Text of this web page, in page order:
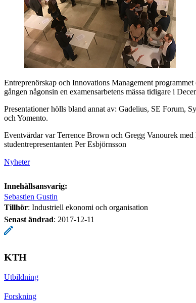
Entreprenörskap och Innovations Management
gången någonsin en examensarbetens mässa tidigare i
Presentationer hölls bland annat av: Gadelius, SE Forum,
och Yomento.
Eventvärdar var Terrence Brown och Gregg Vanourek
studentrepresentanten Per Esbjörnsson
Nyheter
Innehållsansvarig:
Sebastien Gustin
Tillhör: Industriell ekonomi och organisation
Senast ändrad: 2017-12-11
KTH
Utbildning
Forskning